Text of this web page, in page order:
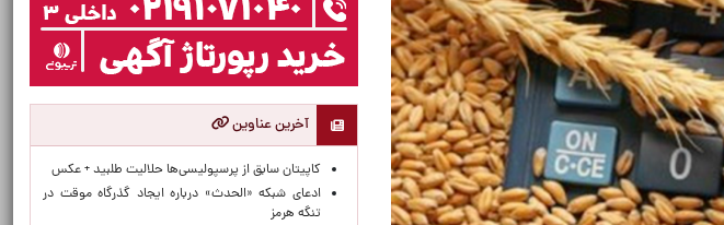
آخرین عناوین
کاپیتان سابق از پرسپولیسی‌ها حلالیت طلبید + عکس
ادعای شبکه «الحدث» درباره ایجاد گذرگاه موقت در
تنگه هرمز